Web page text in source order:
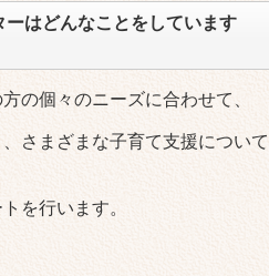
はどんなことをしています
個々のニーズに合わせて、
まざまな子育て支援について
を行います。